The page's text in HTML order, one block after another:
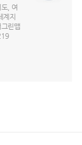
, 여
지
린맵